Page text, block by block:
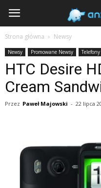
Androidal
Strona główna Newsy
Newsy Promowane Newsy Telefony
HTC Desire
Cream
Przez Paweł Majowski - 22 lipca